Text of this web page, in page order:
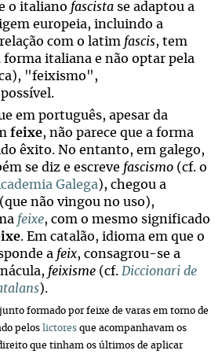
o italiano fascista se adaptou a
europeia, incluindo a
com o latim fascis, tem
forma italiana e não optar pela
"feixismo",
em português, apesar da
feixe, não parece que a forma
êxito. No entanto, em galego,
se diz e escreve fascismo (cf. o
Galega), chegou a
(que não vingou no uso),
feixe, com o mesmo significado
. Em catalão, idioma em que o
a feix, consagrou-se a
feixisme (cf. Diccionari de
).
formado por feixe de varas em torno de
pelos lictores que acompanhavam os
que tinham os últimos de aplicar